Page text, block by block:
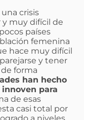
crisis
muy difícil de
países
femenina
hace muy difícil
y tener
forma
han hecho
para
de esas
casi total por